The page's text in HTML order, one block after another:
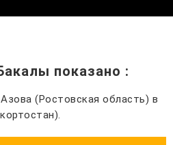
показано :
(Ростовская область) в